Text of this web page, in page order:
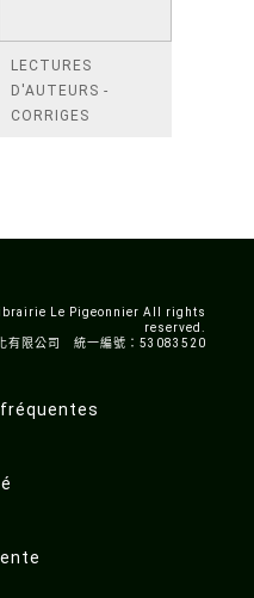
LECTURES
D'AUTEURS -
CORRIGES
Le Pigeonnier All rights
reserved.
有限公司 統一編號：53083520